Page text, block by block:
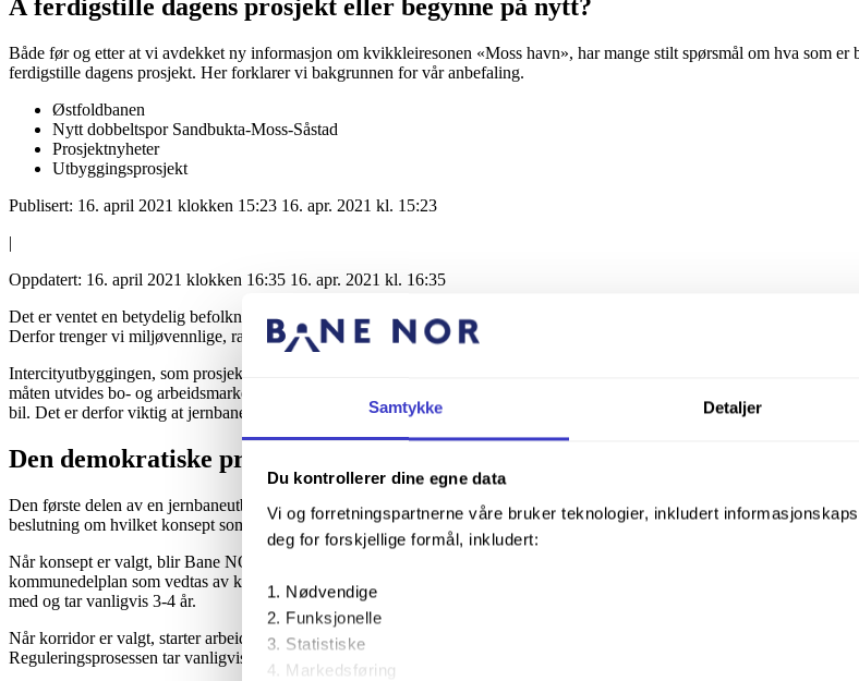
Samtykke Detaljer
Du kontrollerer dine egne data
Vi og forretningspartnerne våre bruker teknologier, inkludert
deg for forskjellige formål, inkludert:
Nødvendige
Funksjonelle
Statistiske
Markedsføring
Å ferdigstille dagens prosjekt eller begynne på nytt?
Både før og etter at vi avdekket ny informasjon om kvikkleiresonen «Moss havn», har mange stilt spørsmål om hva som
ferdigstille dagens prosjekt. Her forklarer vi bakgrunnen for vår anbefaling.
Østfoldbanen
Nytt dobbeltspor Sandbukta-Moss-Såstad
Prosjektnyheter
Utbyggingsprosjekt
Publisert: 16. april 2021 klokken 15:23 16. apr. 2021 kl. 15:23
|
Oppdatert: 16. april 2021 klokken 16:35 16. apr. 2021 kl. 16:35
Det er ventet en betydelig befolkningsvekst på Østlandet frem mot 2040. Behovet for persontransport vil øke. Fra før er
Derfor trenger vi miljøvennlige, raske og arealeffektive kollektivløsninger.
Intercityutbyggingen, som prosjektet Sandbukta-Moss-Såstad, er besluttet av Stortinget gjennom Nasjonal Transportplan,
måten utvides bo- og arbeidsmarkedet på Østlandet. De reisende skal kunne komme seg enkelt til og fra stasjonen med
bil. Det er derfor viktig at jernbanestasjonene ligger sentralt plassert.
Den demokratiske prosessen når det planlegges en jernbaneutbygging
Den første delen av en jernbaneutbygging skjer i «konseptvalgutredningen». Denne utredningen skjer på bestilling fra
beslutning om hvilket konsept som det er ønskelig å gå videre med. For Østfoldbanen ble det valgt et konsept med en
Når konsept er valgt, blir Bane NOR bedt om å planlegge for en utbygging. Prosessen starter med en vurdering av
kommunedelplan som vedtas av kommunestyret, som er planmyndighet. I denne prosessen ligger også en offentlig
med og tar vanligvis 3-4 år.
Når korridor er valgt, starter arbeidet med å plassere traseen eksakt, og nødvendige arealer til jernbaneformål reguleres.
Reguleringsprosessen tar vanligvis 2-3 år.